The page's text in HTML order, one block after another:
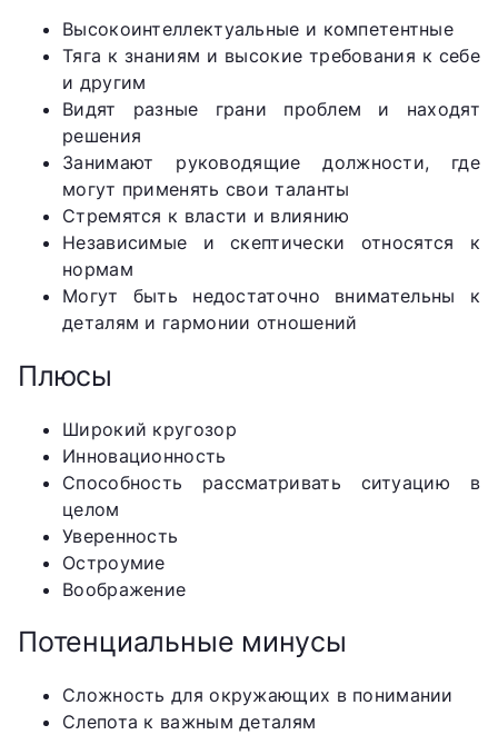
Высокоинтеллектуальные и компетентные
Тяга к знаниям и высокие требования к себе
и другим
Видят разные грани проблем и находят
решения
Занимают руководящие должности, где
могут применять свои таланты
Стремятся к власти и влиянию
Независимые и скептически относятся к
нормам
Могут быть недостаточно внимательны к
деталям и гармонии отношений
Плюсы
Широкий кругозор
Инновационность
Способность рассматривать ситуацию в
целом
Уверенность
Остроумие
Воображение
Потенциальные минусы
Сложность для окружающих в понимании
Слепота к важным деталям